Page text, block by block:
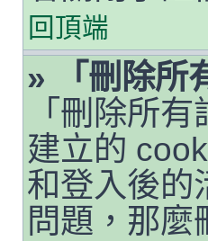
回頂端
» 「刪除所
「刪除所
建立的
和登入後的
問題，那